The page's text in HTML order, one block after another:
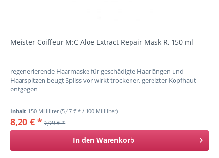
Meister Coiffeur M:C Aloe Extract Repair Mask R, 150 ml
regenerierende Haarmaske für geschädigte Haarlängen und
Haarspitzen beugt Spliss vor wirkt trockener, gereizter Kopfhaut
entgegen
Inhalt 150 Milliliter(5,47 € * / 100 Milliliter)
8,20 € *9,99 € *
In den Warenkorb